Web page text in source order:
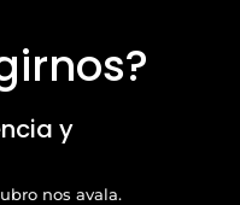
y
nos avala.